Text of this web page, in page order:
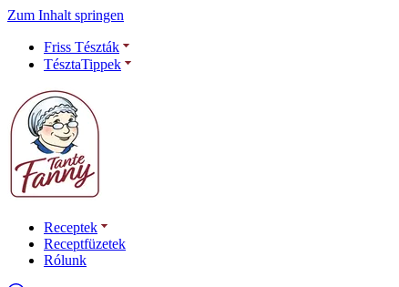
Zum Inhalt springen
Friss Tészták
TésztaTippek
Receptek
Receptfüzetek
Rólunk